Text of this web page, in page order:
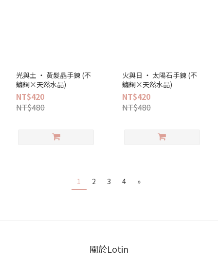
光與土 ‧ 黃髮晶手鍊 (不
鏽鋼×天然水晶)
NT$420
NT$480
火與日 ‧ 太陽石手鍊 (不
鏽鋼×天然水晶)
NT$420
NT$480
1 2 3 4 »
關於Lotin